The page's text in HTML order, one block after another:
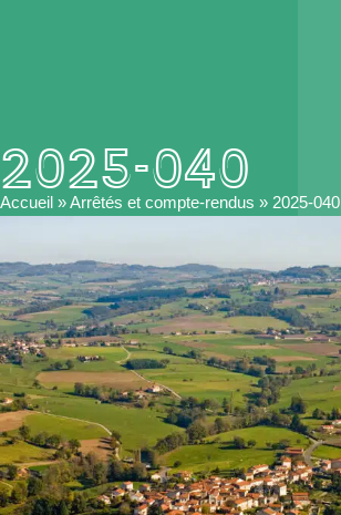
2025-040
Accueil »Arrêtés et compte-rendus » 2025-040